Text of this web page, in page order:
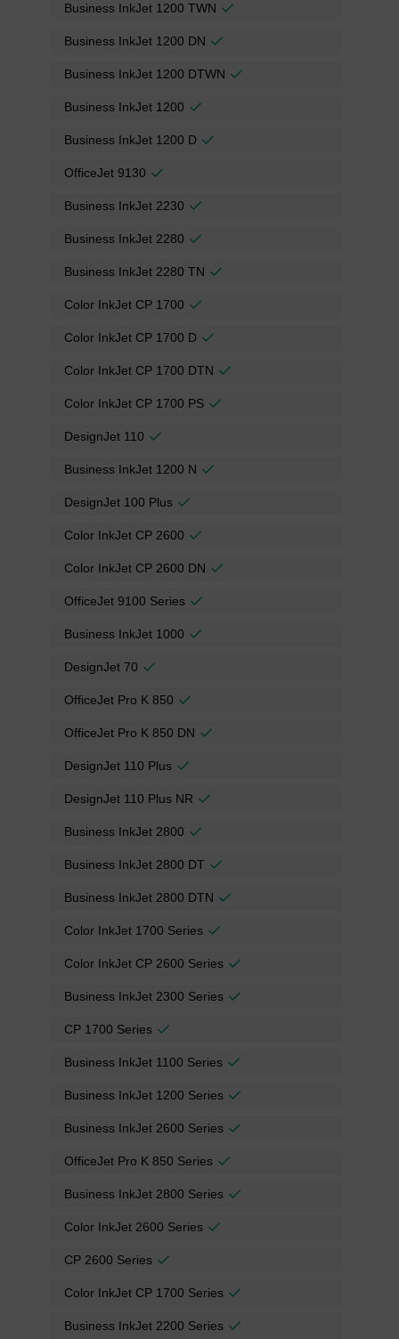
Business InkJet 1200 TWN
Business InkJet 1200 DN
Business InkJet 1200 DTWN
Business InkJet 1200
Business InkJet 1200 D
OfficeJet 9130
Business InkJet 2230
Business InkJet 2280
Business InkJet 2280 TN
Color InkJet CP 1700
Color InkJet CP 1700 D
Color InkJet CP 1700 DTN
Color InkJet CP 1700 PS
DesignJet 110
Business InkJet 1200 N
DesignJet 100 Plus
Color InkJet CP 2600
Color InkJet CP 2600 DN
OfficeJet 9100 Series
Business InkJet 1000
DesignJet 70
OfficeJet Pro K 850
OfficeJet Pro K 850 DN
DesignJet 110 Plus
DesignJet 110 Plus NR
Business InkJet 2800
Business InkJet 2800 DT
Business InkJet 2800 DTN
Color InkJet 1700 Series
Color InkJet CP 2600 Series
Business InkJet 2300 Series
CP 1700 Series
Business InkJet 1100 Series
Business InkJet 1200 Series
Business InkJet 2600 Series
OfficeJet Pro K 850 Series
Business InkJet 2800 Series
Color InkJet 2600 Series
CP 2600 Series
Color InkJet CP 1700 Series
Business InkJet 2200 Series